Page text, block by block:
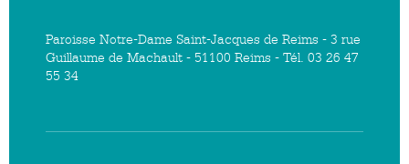
Paroisse Notre-Dame Saint-Jacques de Reims - 3 rue
Guillaume de Machault - 51100 Reims - Tél. 03 26 47
55 34